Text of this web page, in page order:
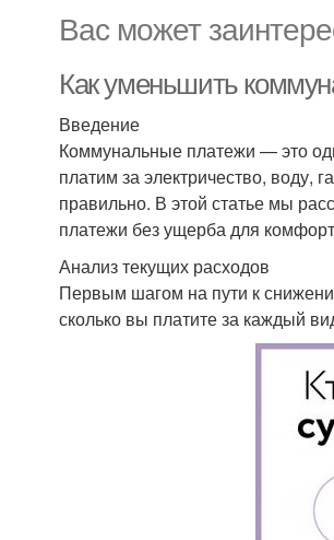
Вас может
Как уменьшить
Введение
Коммунальные платежи — это
платим за электричество, воду,
правильно. В этой статье мы
платежи без ущерба для
Анализ текущих расходов
Первым шагом на пути к
сколько вы платите за каждый